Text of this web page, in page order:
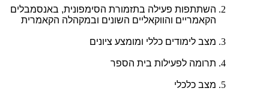
השתתפות פעילה בתזמורת הסימפונית, באנסמבלים
הקאמריים והווקאליים השונים ובמקהלה הקאמרית
מצב לימודים כללי ומומצע ציונים
תרומה לפעילות בית הספר
מצב כלכלי